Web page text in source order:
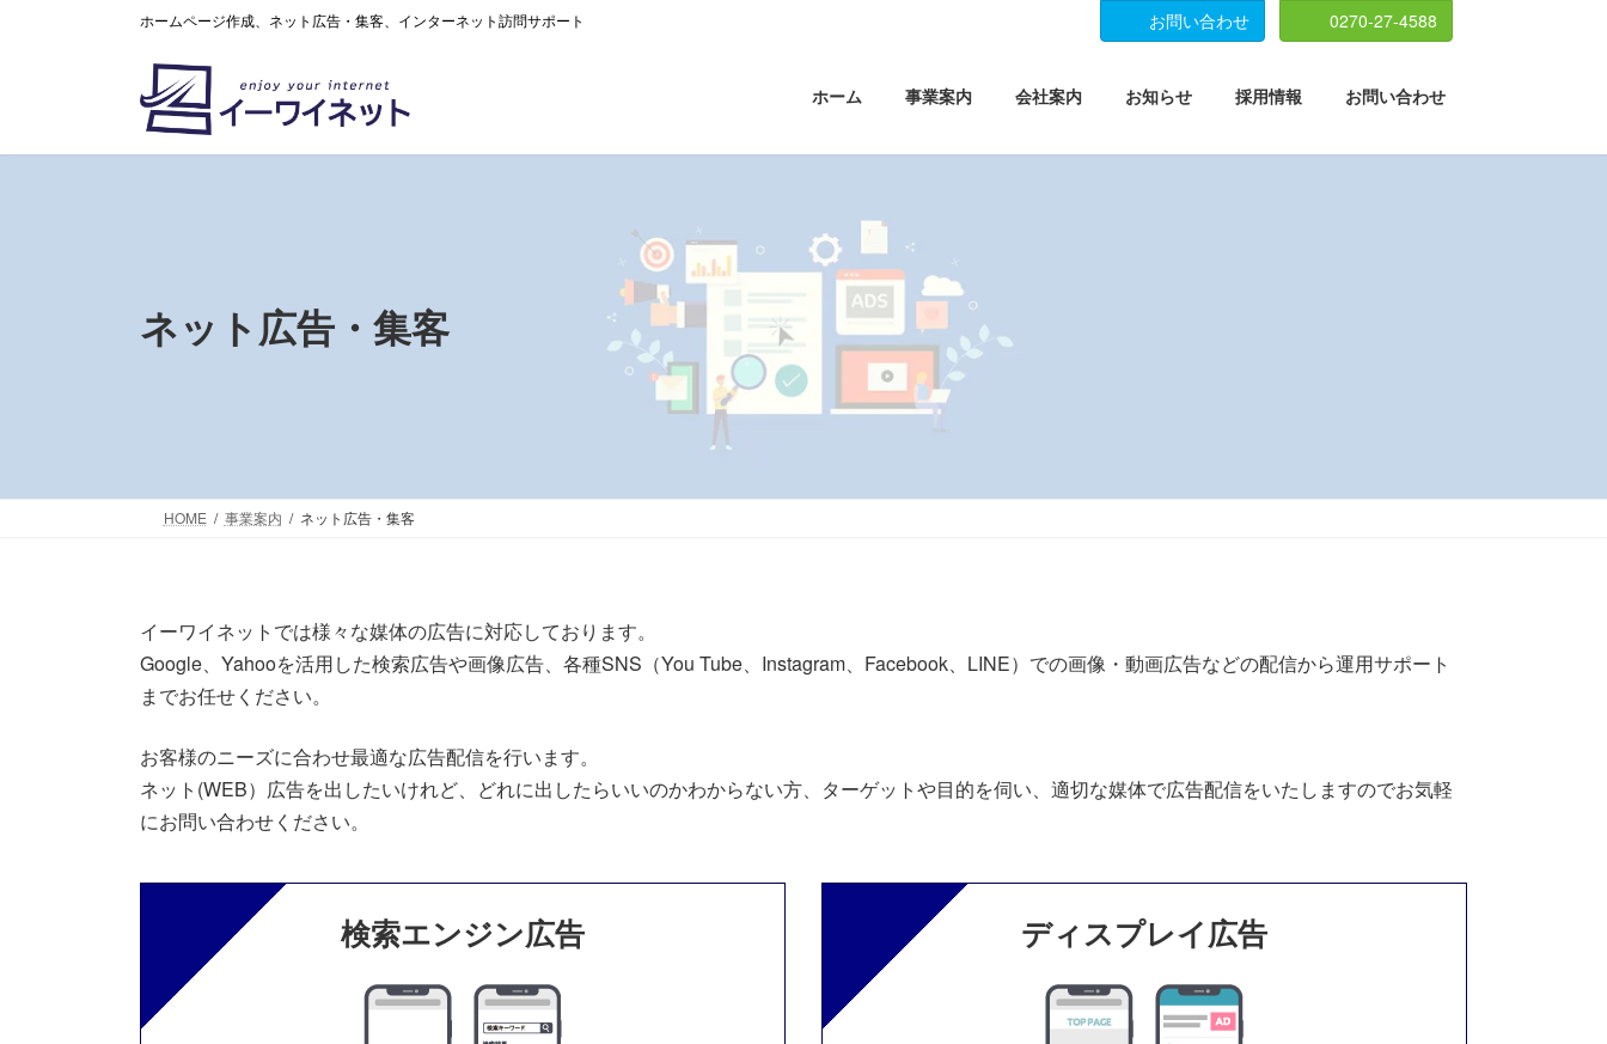
へ
ョ
ホームページ作成、ネット広告・集客、インターネット訪問サポート お問い合わせ 0270-27-4588
ホーム 事業案内 会社案内 お知らせ 採用情報 お問い合わせ
ネット広告・集客
HOME 事業案内 ネット広告・集客
イーワイネットでは様々な媒体の広告に対応しております。
Google、Yahooを活用した検索広告や画像広告、各種SNS（You Tube、Instagram、Facebook、LINE）での画像・動画広告などの配信から運用サポート
までお任せください。
お客様のニーズに合わせ最適な広告配信を行います。
ネット(WEB）広告を出したいけれど、どれに出したらいいのかわからない方、ターゲットや目的を伺い、適切な媒体で広告配信をいたしますのでお気軽
にお問い合わせください。
検索エンジン広告 ディスプレイ広告